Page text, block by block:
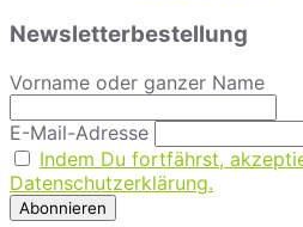
Newsletterbestellung
Vorname oder ganzer Name
E-Mail-Adresse
Indem Du fortfährst,
Datenschutzerklärung.